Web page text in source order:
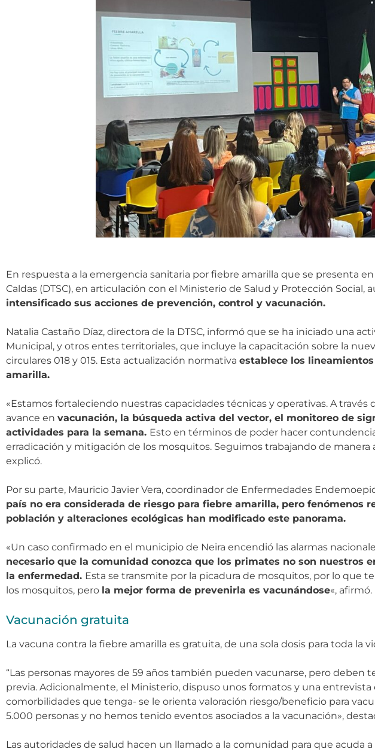
En respuesta a la emergencia sanitaria por fiebre amarilla que se presenta
Caldas (DTSC), en articulación con el Ministerio de Salud y Protección
intensificado sus acciones de prevención, control y vacunación.
Natalia Castaño Díaz, directora de la DTSC, informó que se ha iniciado una
Municipal, y otros entes territoriales, que incluye la capacitación sobre la
circulares 018 y 015. Esta actualización normativa establece los
amarilla.
«Estamos fortaleciendo nuestras capacidades técnicas y operativas. A
avance en vacunación, la búsqueda activa del vector, el monitoreo de
actividades para la semana. Esto en términos de poder hacer
erradicación y mitigación de los mosquitos. Seguimos trabajando de
explicó.
Por su parte, Mauricio Javier Vera, coordinador de Enfermedades
país no era considerada de riesgo para fiebre amarilla, pero fenómenos
población y alteraciones ecológicas han modificado este panorama.
«Un caso confirmado en el municipio de Neira encendió las alarmas
necesario que la comunidad conozca que los primates no son nuestros
la enfermedad. Esta se transmite por la picadura de mosquitos, por lo que
los mosquitos, pero la mejor forma de prevenirla es vacunándose«, afirmó.
Vacunación gratuita
La vacuna contra la fiebre amarilla es gratuita, de una sola dosis para toda la
“Las personas mayores de 59 años también pueden vacunarse, pero
previa. Adicionalmente, el Ministerio, dispuso unos formatos y una
comorbilidades que tenga- se le orienta valoración riesgo/beneficio para
5.000 personas y no hemos tenido eventos asociados a la vacunación»,
Las autoridades de salud hacen un llamado a la comunidad para que acuda